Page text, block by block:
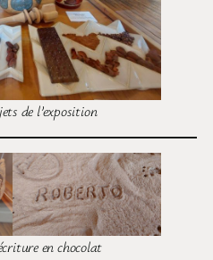
de l’exposition
en chocolat